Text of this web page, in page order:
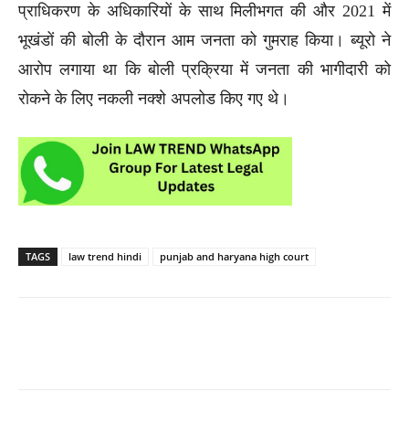
प्राधिकरण के अधिकारियों के साथ मिलीभगत की और 2021 में
भूखंडों की बोली के दौरान आम जनता को गुमराह किया। ब्यूरो ने
आरोप लगाया था कि बोली प्रक्रिया में जनता की भागीदारी को
रोकने के लिए नकली नक्शे अपलोड किए गए थे।
TAGS law trend hindi punjab and haryana high court